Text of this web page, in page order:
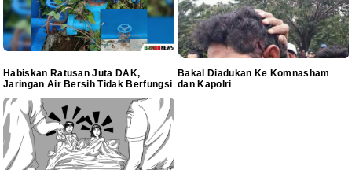
Habiskan Ratusan Juta DAK,
Jaringan Air Bersih Tidak Berfungsi
Bakal Diadukan Ke Komnasham
dan Kapolri